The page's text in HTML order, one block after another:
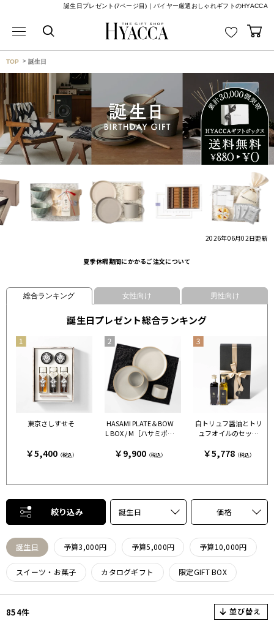
誕生日プレゼント(7ページ目)｜バイヤー厳選おしゃれギフトのHYACCA
TOP 誕生日
2026年06月02日更新
夏季休暇期間にかかるご注文について
総合ランキング 女性向け 男性向け
誕生日プレゼント総合ランキング
東京さしすせそ
￥5,400（税込）
HASAMI PLATE＆BOW
L BOX / M［ハサミポー
ミポーセリン］
￥9,900（税込）
白トリュフ醤油とトリ
ュフオイルのセット
AN］
￥5,778（税込）
絞り込み 誕生日 価格
誕生日 予算3,000円 予算5,000円 予算10,000円
スイーツ・お菓子 カタログギフト 限定GIFT BOX
854件 並び替え